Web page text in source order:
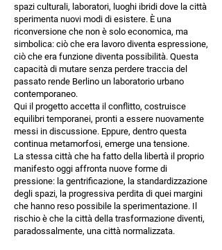
spazi culturali, laboratori, luoghi ibridi dove la città
sperimenta nuovi modi di esistere. È una
riconversione che non è solo economica, ma
simbolica: ciò che era lavoro diventa espressione,
ciò che era funzione diventa possibilità. Questa
capacità di mutare senza perdere traccia del
passato rende Berlino un laboratorio urbano
contemporaneo.
Qui il progetto accetta il conflitto, costruisce
equilibri temporanei, pronti a essere nuovamente
messi in discussione. Eppure, dentro questa
continua metamorfosi, emerge una tensione.
La stessa città che ha fatto della libertà il proprio
manifesto oggi affronta nuove forme di
pressione: la gentrificazione, la standardizzazione
degli spazi, la progressiva perdita di quei margini
che hanno reso possibile la sperimentazione. Il
rischio è che la città della trasformazione diventi,
paradossalmente, una città normalizzata.